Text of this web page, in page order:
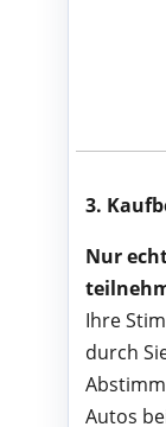
3.
Nur
Ihre
durch
Autos